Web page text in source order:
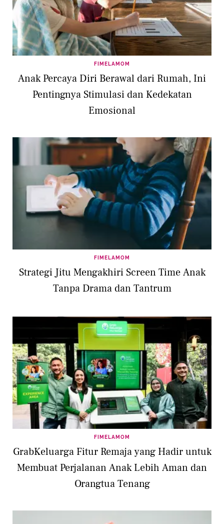
FIMELAMOM
Anak Percaya Diri Berawal dari Rumah, Ini
Pentingnya Stimulasi dan Kedekatan
Emosional
FIMELAMOM
Strategi Jitu Mengakhiri Screen Time Anak
Tanpa Drama dan Tantrum
FIMELAMOM
GrabKeluarga Fitur Remaja yang Hadir untuk
Membuat Perjalanan Anak Lebih Aman dan
Orangtua Tenang